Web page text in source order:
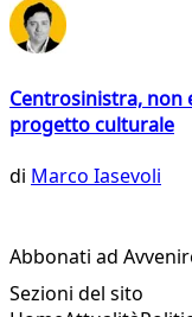
Centrosinistra, non
progetto culturale
di Marco Iasevoli
Abbonati ad
Sezioni del sito